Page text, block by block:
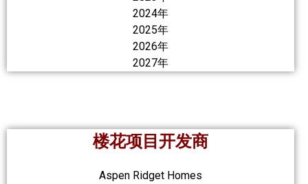
2024年
2025年
2026年
2027年
楼花项目开发商
Aspen Ridget Homes